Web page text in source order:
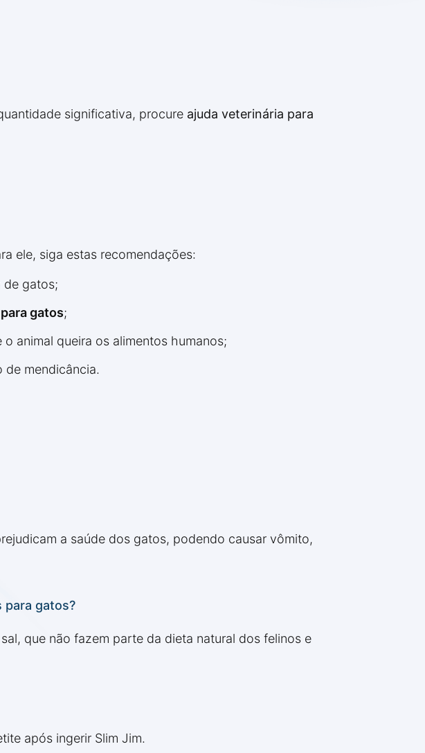
significativa, procure ajuda veterinária para
ele, siga estas recomendações:
de gatos;
gatos;
animal queira os alimentos humanos;
de mendicância.
a saúde dos gatos, podendo causar vômito,
para gatos?
que não fazem parte da dieta natural dos felinos e
após ingerir Slim Jim.